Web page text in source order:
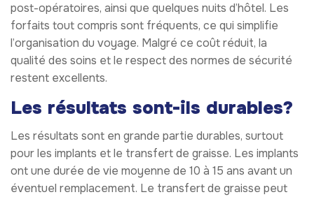
post-opératoires, ainsi que quelques nuits d’hôtel. Les
forfaits tout compris sont fréquents, ce qui simplifie
l’organisation du voyage. Malgré ce coût réduit, la
qualité des soins et le respect des normes de sécurité
restent excellents.
Les résultats sont-ils durables?
Les résultats sont en grande partie durables, surtout
pour les implants et le transfert de graisse. Les implants
ont une durée de vie moyenne de 10 à 15 ans avant un
éventuel remplacement. Le transfert de graisse peut